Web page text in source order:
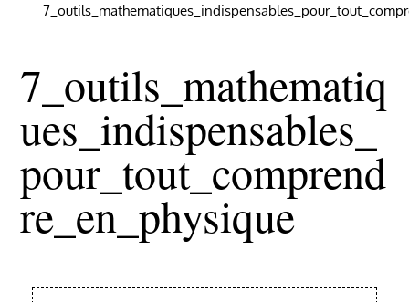
7_outils_mathematiq
Ues_indispensables_
Pour_tout_comprend
Re_en_physique